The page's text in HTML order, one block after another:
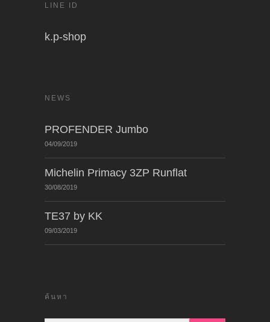
LINE ID
k.p-shop
NEWS
PROFENDER Jumbo
04/09/2019
Michelin Primacy 3ZP Runflat
30/08/2019
TE37 by KK
09/03/2019
ค้นหา